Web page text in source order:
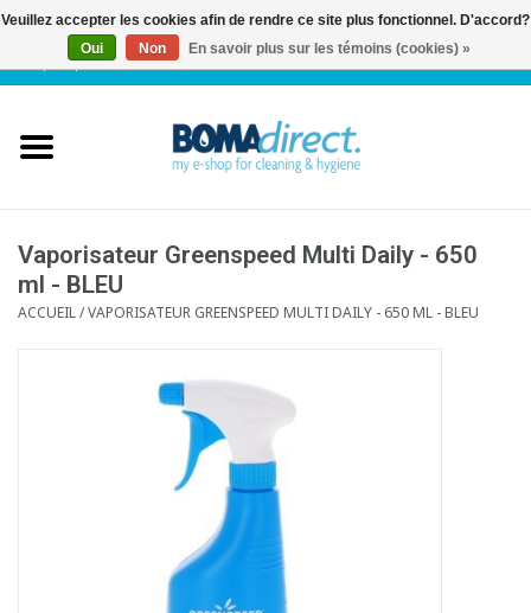
FR| 0 Articles
Service client
Blog
Vaporisateur Greenspeed Multi Daily - 650
ml - BLEU
ACCUEIL/VAPORISATEUR GREENSPEED MULTI DAILY - 650 ML - BLEU
Veuillez accepter les cookies afin de rendre ce site plus fonctionnel. D'accord?
Oui
Non En savoir plus sur les témoins (cookies) »